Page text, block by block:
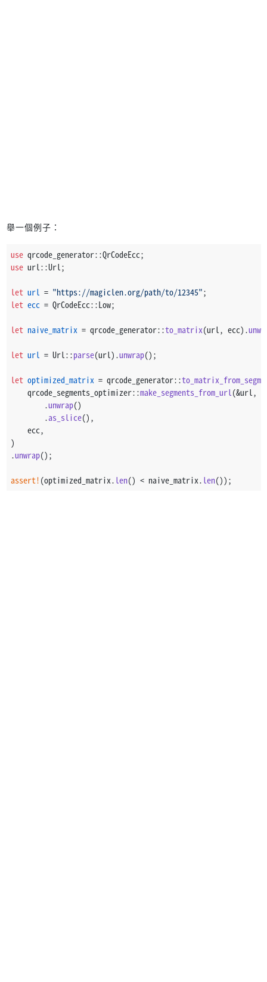
舉一個例子：
use qrcode_generator::QrCodeEcc;
use url::Url;
let url = "https://magiclen.org/path/to/12345";
let ecc = QrCodeEcc::Low;
let naive_matrix = qrcode_generator::to_matrix(url, ecc).
let url = Url::parse(url).unwrap();
let optimized_matrix = qrcode_generator::
    qrcode_segments_optimizer::
make_segments_from_url(&url,
        .
unwrap()
        .
as_slice(),
    ecc,
)
.unwrap();
assert! (optimized_matrix. len() < naive_matrix. len());